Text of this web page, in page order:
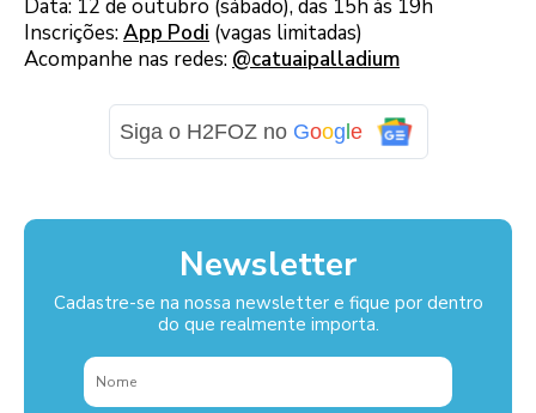
Data: 12 de outubro (sábado), das 15h às 19h
Inscrições:App Podi (vagas limitadas)
Acompanhe nas redes: @catuaipalladium
Siga o H2FOZ no Google
Newsletter
Cadastre-se na nossa newsletter e fique por dentro
do que realmente importa.